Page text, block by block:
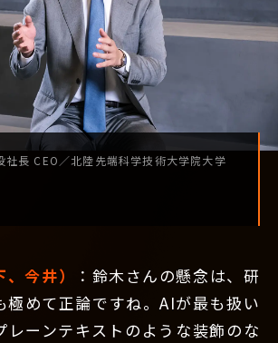
社長 CEO／北陸先端科学技術大学院大学
今井）
：鈴木さんの懸念は、研
極めて正論ですね。AIが最も扱い
レーンテキストのような装飾のな